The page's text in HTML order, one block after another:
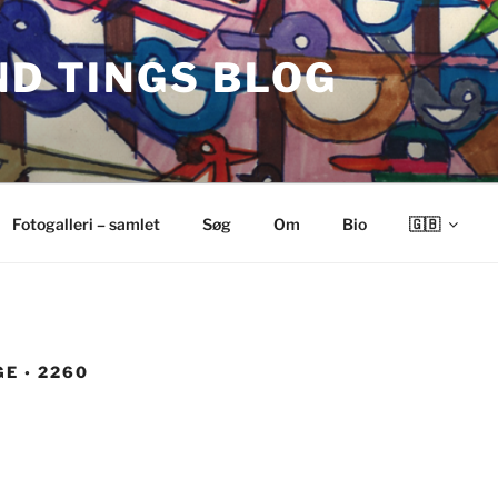
TINGS BLOG
Fotogalleri – samlet Søg Om Bio 🇬🇧
◦ 2260